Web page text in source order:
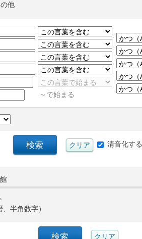
他
～で始まる
清音化する
半角数字）